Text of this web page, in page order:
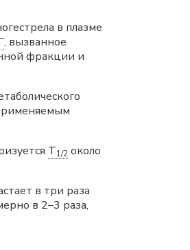
в плазме
, вызванное
фракции и
T1/2 около
в три раза
в 2–3 раза,